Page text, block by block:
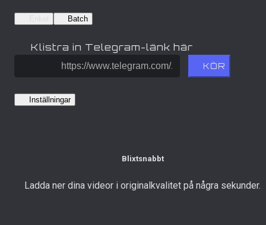
Batch
Klistra in Telegram-länk här
KÖR
Inställningar
Blixtsnabbt
Ladda ner dina videor i originalkvalitet på några sekunder.